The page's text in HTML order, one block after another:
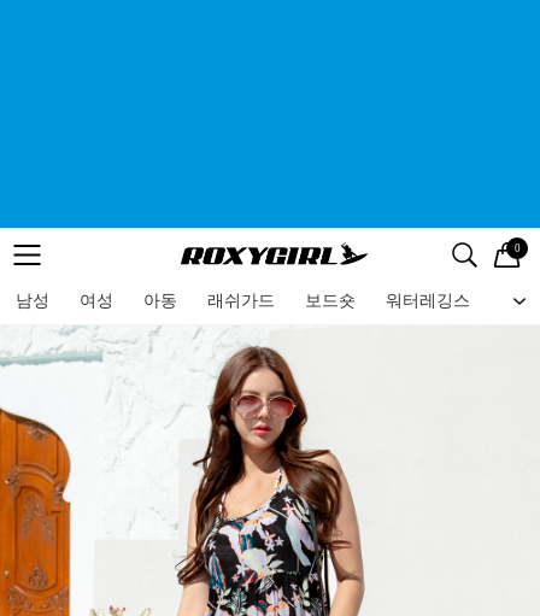
메뉴 검색
로고 0
남성 여성 아동 래쉬가드 보드숏 워터레깅스 비
메뉴